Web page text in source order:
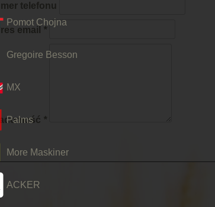
Pomot Chojna
Gregoire Besson
MX
Palms
More Maskiner
ACKER
telefonu
email